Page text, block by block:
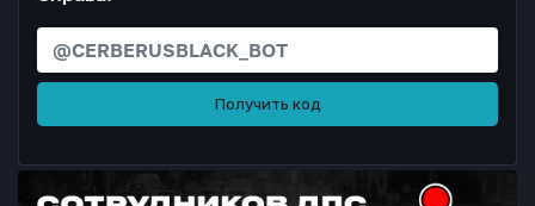
Получить код